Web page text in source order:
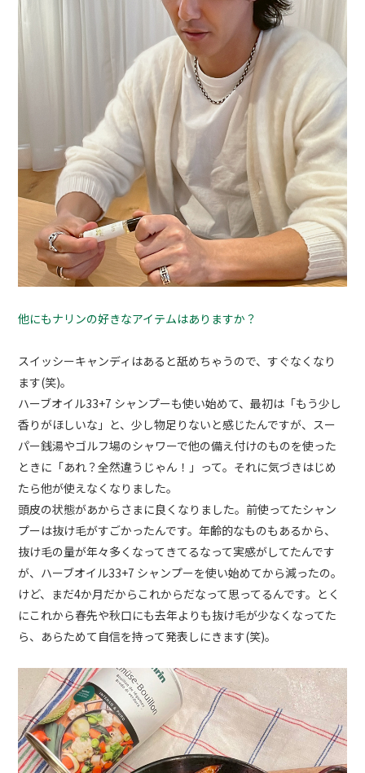
他にもナリンの好きなアイテムはありますか？
スイッシーキャンディはあると舐めちゃうので、すぐなくなり
ます(笑)。
ハーブオイル33+7 シャンプーも使い始めて、最初は「もう少し
香りがほしいな」と、少し物足りないと感じたんですが、スー
パー銭湯やゴルフ場のシャワーで他の備え付けのものを使った
ときに「あれ？全然違うじゃん！」って。それに気づきはじめ
たら他が使えなくなりました。
頭皮の状態があからさまに良くなりました。前使ってたシャン
プーは抜け毛がすごかったんです。年齢的なものもあるから、
抜け毛の量が年々多くなってきてるなって実感がしてたんです
が、ハーブオイル33+7 シャンプーを使い始めてから減ったの。
けど、まだ4か月だからこれからだなって思ってるんです。とく
にこれから春先や秋口にも去年よりも抜け毛が少なくなってた
ら、あらためて自信を持って発表しにきます(笑)。